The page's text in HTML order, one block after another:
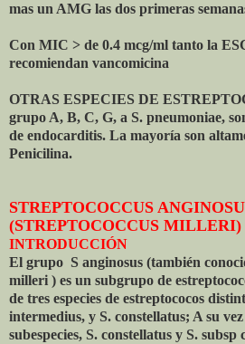
mas un AMG las dos primeras
Con MIC > de 0.4 mcg/ml tanto la
recomiendan vancomicina
OTRAS ESPECIES DE
grupo A, B, C, G, a S. pneumoniae,
de endocarditis. La mayoría son
Penicilina.
STREPTOCOCCUS
(STREPTOCOCCUS MILLERI)
INTRODUCCIÓN
El grupo S anginosus (también
milleri ) es un subgrupo de
de tres especies de estreptococos
intermedius, y S. constellatus; A su
subespecies, S. constellatus y S.